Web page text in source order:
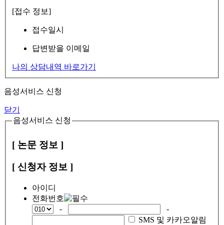
[접수 정보]
접수일시
답변받을 이메일
나의 상담내역 바로가기
음성서비스 신청
닫기
음성서비스 신청
[ 논문 정보 ]
[ 신청자 정보 ]
아이디
전화번호
-
-
SMS 및 카카오알림